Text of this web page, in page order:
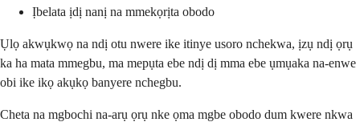
Ịbelata ịdị nanị na mmekọrịta obodo
Ụlọ akwụkwọ na ndị otu nwere ike itinye usoro nchekwa, ịzụ ndị ọrụ
ka ha mata mmegbu, ma mepụta ebe ndị dị mma ebe ụmụaka na-enwe
obi ike ikọ akụkọ banyere nchegbu.
Cheta na mgbochi na-arụ ọrụ nke ọma mgbe obodo dum kwere nkwa